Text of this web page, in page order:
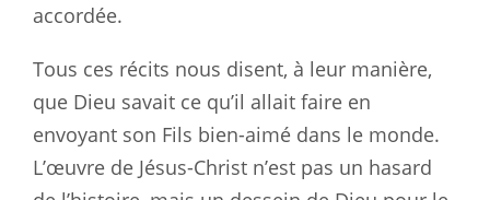
accordée.
Tous ces récits nous disent, à leur manière,
que Dieu savait ce qu’il allait faire en
envoyant son Fils bien-aimé dans le monde.
L’œuvre de Jésus-Christ n’est pas un hasard